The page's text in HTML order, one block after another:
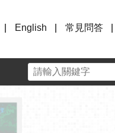
English 常見問答